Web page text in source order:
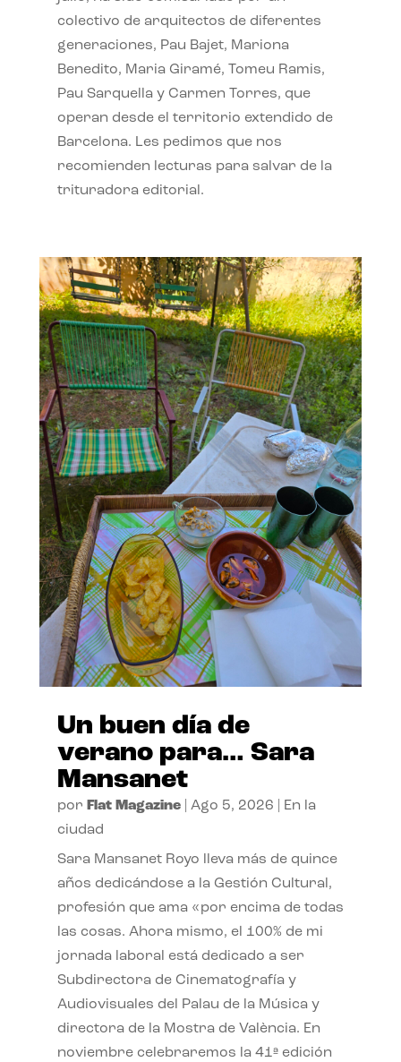
colectivo de arquitectos de diferentes
generaciones, Pau Bajet, Mariona
Benedito, Maria Giramé, Tomeu Ramis,
Pau Sarquella y Carmen Torres, que
operan desde el territorio extendido de
Barcelona. Les pedimos que nos
recomienden lecturas para salvar de la
trituradora editorial.
Un buen día de
verano para… Sara
Mansanet
por Flat Magazine| Ago 5, 2026
En la
ciudad
Sara Mansanet Royo lleva más de quince
años dedicándose a la Gestión Cultural,
profesión que ama «por encima de todas
las cosas. Ahora mismo, el 100% de mi
jornada laboral está dedicado a ser
Subdirectora de Cinematografía y
Audiovisuales del Palau de la Música y
directora de la Mostra de València. En
noviembre celebraremos la 41ª edición